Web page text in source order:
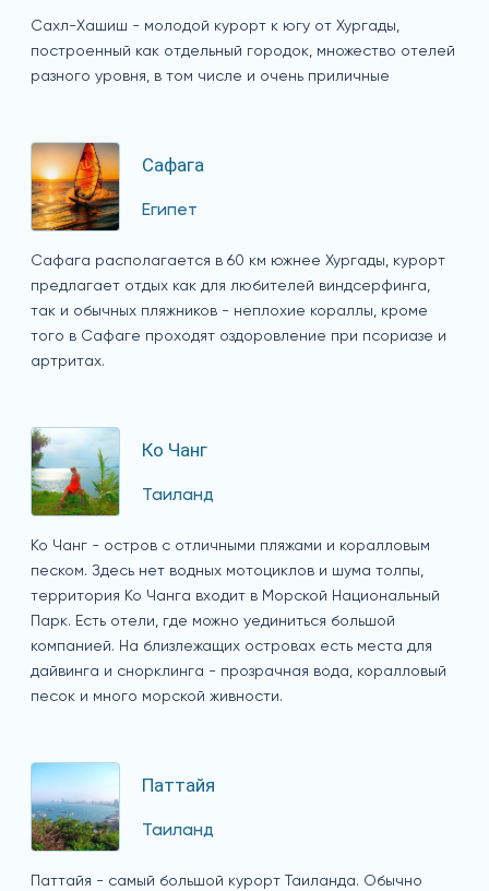
Сахл-Хашиш - молодой курорт к югу от Хургады,
построенный как отдельный городок, множество отелей
разного уровня, в том числе и очень приличные
Сафага
Египет
Сафага располагается в 60 км южнее Хургады, курорт
предлагает отдых как для любителей виндсерфинга,
так и обычных пляжников - неплохие кораллы, кроме
того в Сафаге проходят оздоровление при псориазе и
артритах.
Ко Чанг
Таиланд
Ко Чанг - остров с отличными пляжами и коралловым
песком. Здесь нет водных мотоциклов и шума толпы,
территория Ко Чанга входит в Морской Национальный
Парк. Есть отели, где можно уединиться большой
компанией. На близлежащих островах есть места для
дайвинга и снорклинга - прозрачная вода, коралловый
песок и много морской живности.
Паттайя
Таиланд
Паттайя - самый большой курорт Таиланда. Обычно